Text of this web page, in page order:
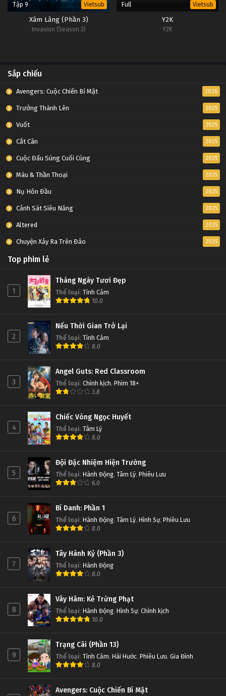
Tập 9 Vietsub
Xâm Lăng (Phần 3)
Invasion (Season 3)
Full Vietsub
Y2K
Y2K
Sắp chiếu
Avengers: Cuộc Chiến Bí Mật 2026
Trưởng Thành Lên 2025
Vuốt 2025
Cắt Cân 2025
Cuộc Đấu Súng Cuối Cùng 2025
Máu & Thần Thoại 2025
Nụ Hôn Đầu 2025
Cảnh Sát Siêu Năng 2025
Altered 2025
Chuyện Xảy Ra Trên Đảo 2025
Top phim lẻ
1
Tháng Ngày Tươi Đẹp
Thể loại: Tình Cảm
10.0
2
Nếu Thời Gian Trở Lại
Thể loại: Tình Cảm
8.0
3
Angel Guts: Red Classroom
Thể loại: Chính kịch, Phim 18+
3.8
4
Chiếc Vòng Ngọc Huyết
Thể loại: Tâm Lý
8.0
5
Đội Đặc Nhiệm Hiện Trường
Thể loại: Hành Động, Tâm Lý, Phiêu Lưu
6.0
6
Bí Danh: Phần 1
Thể loại: Hành Động, Tâm Lý, Hình Sự, Phiêu Lưu
8.0
7
Tây Hành Kỷ (Phần 3)
Thể loại: Hành Động
8.0
8
Vây Hãm: Kẻ Trừng Phạt
Thể loại: Hành Động, Hình Sự, Chính kịch
10.0
9
Trạng Cãi (Phần 13)
Thể loại: Tình Cảm, Hài Hước, Phiêu Lưu, Gia Đình
8.0
Avengers: Cuộc Chiến Bí Mật